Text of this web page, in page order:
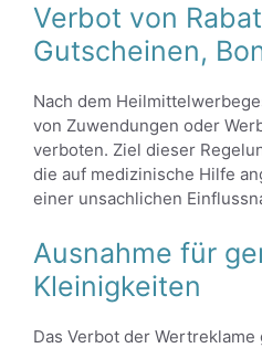
Verbot von
Gutscheinen,
Nach dem
von Zuwendungen oder
verboten. Ziel dieser
die auf medizinische Hilfe
einer unsachlichen
Ausnahme für
Kleinigkeiten
Das Verbot der